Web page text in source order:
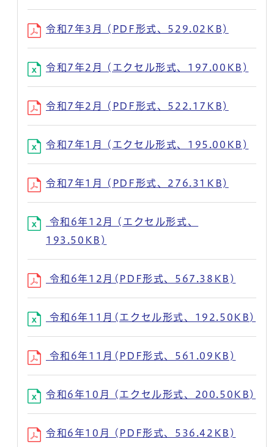
令和7年3月 (PDF形式、529.02KB)
令和7年2月 (エクセル形式、197.00KB)
令和7年2月 (PDF形式、522.17KB)
令和7年1月 (エクセル形式、195.00KB)
令和7年1月 (PDF形式、276.31KB)
令和6年12月 (エクセル形式、
193.50KB)
令和6年12月(PDF形式、567.38KB)
令和6年11月(エクセル形式、192.50KB)
令和6年11月(PDF形式、561.09KB)
令和6年10月 (エクセル形式、200.50KB)
令和6年10月 (PDF形式、536.42KB)